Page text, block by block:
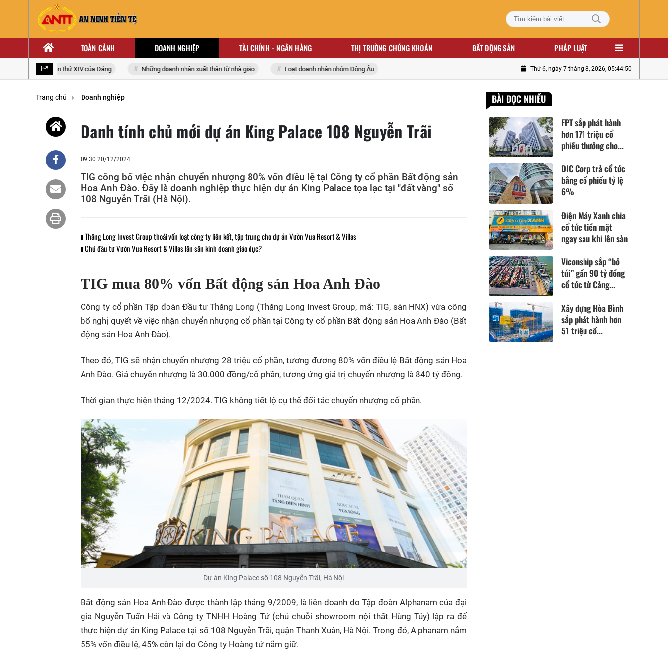
TOÀN CẢNH DOANH NGHIỆP TÀI CHÍNH - NGÂN HÀNG THỊ TRƯỜNG CHỨNG KHOÁN BẤT ĐỘNG SẢN PHÁP LUẬT
toàn quốc lần thứ XIV của Đảng Những doanh nhân xuất thân từ nhà giáo Loạt doanh nhân nhóm Đông Âu Thứ 6, ngày 7 tháng 8, 2026, 05:44:52
Trang chủ Doanh nghiệp
Danh tính chủ mới dự án King Palace 108 Nguyễn Trãi
09:30 20/12/2024
TIG công bố việc nhận chuyển nhượng 80% vốn điều lệ tại Công ty cổ phần Bất động sản
Hoa Anh Đào. Đây là doanh nghiệp thực hiện dự án King Palace tọa lạc tại "đất vàng" số
108 Nguyễn Trãi (Hà Nội).
Thăng Long Invest Group thoái vốn loạt công ty liên kết, tập trung cho dự án Vườn Vua Resort & Villas
Chủ đầu tư Vườn Vua Resort & Villas lấn sân kinh doanh giáo dục?
TIG mua 80% vốn Bất động sản Hoa Anh Đào
Công ty cổ phần Tập đoàn Đầu tư Thăng Long (Thăng Long Invest Group, mã: TIG, sàn HNX) vừa công
bố nghị quyết về việc nhận chuyển nhượng cổ phần tại Công ty cổ phần Bất động sản Hoa Anh Đào (Bất
động sản Hoa Anh Đào).
Theo đó, TIG sẽ nhận chuyển nhượng 28 triệu cổ phần, tương đương 80% vốn điều lệ Bất động sản Hoa
Anh Đào. Giá chuyển nhượng là 30.000 đồng/cổ phần, tương ứng giá trị chuyển nhượng là 840 tỷ đồng.
Thời gian thực hiện tháng 12/2024. TIG không tiết lộ cụ thể đối tác chuyển nhượng cổ phần.
Dự án King Palace số 108 Nguyễn Trãi, Hà Nội
Bất động sản Hoa Anh Đào được thành lập tháng 9/2009, là liên doanh do Tập đoàn Alphanam của đại
gia Nguyễn Tuấn Hải và Công ty TNHH Hoàng Tử (chủ chuỗi showroom nội thất Hùng Túy) lập ra để
thực hiện dự án King Palace tại số 108 Nguyễn Trãi, quận Thanh Xuân, Hà Nội. Trong đó, Alphanam nắm
55% vốn điều lệ, 45% còn lại do Công ty Hoàng tử nắm giữ.
BÀI ĐỌC NHIỀU
FPT sắp phát hành
hơn 171 triệu cổ
phiếu thưởng cho...
DIC Corp trả cổ tức
bằng cổ phiếu tỷ lệ
6%
Điện Máy Xanh chia
cổ tức tiền mặt
ngay sau khi lên sàn
Viconship sắp “bỏ
túi” gần 90 tỷ đồng
cổ tức từ Cảng...
Xây dựng Hòa Bình
sắp phát hành hơn
51 triệu cổ...